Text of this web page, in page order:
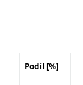
Podíl [%]